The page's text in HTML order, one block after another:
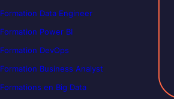
Formation Data Engineer
Formation Power BI
Formation DevOps
Formation Business Analyst
Formations en Big Data